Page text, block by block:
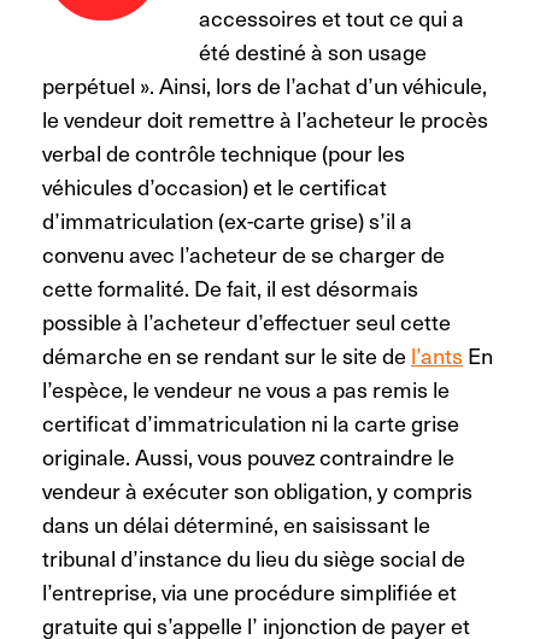
accessoires et tout ce qui a
été destiné à son usage
perpétuel ». Ainsi, lors de l’achat d’un véhicule,
le vendeur doit remettre à l’acheteur le procès
verbal de contrôle technique (pour les
véhicules d’occasion) et le certificat
d’immatriculation (ex-carte grise) s’il a
convenu avec l’acheteur de se charger de
cette formalité. De fait, il est désormais
possible à l’acheteur d’effectuer seul cette
démarche en se rendant sur le site de l’ants En
l’espèce, le vendeur ne vous a pas remis le
certificat d’immatriculation ni la carte grise
originale. Aussi, vous pouvez contraindre le
vendeur à exécuter son obligation, y compris
dans un délai déterminé, en saisissant le
tribunal d’instance du lieu du siège social de
l’entreprise, via une procédure simplifiée et
gratuite qui s’appelle l’ injonction de payer et